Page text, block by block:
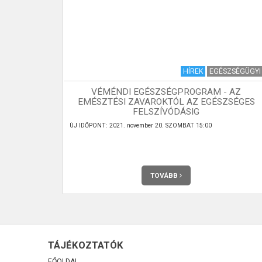
HÍREK EGÉSZSÉGÜGYI
VÉMÉNDI EGÉSZSÉGPROGRAM - AZ
EMÉSZTÉSI ZAVAROKTÓL AZ EGÉSZSÉGES
FELSZÍVÓDÁSIG
ÚJ IDŐPONT: 2021. november 20. SZOMBAT 15:00
TOVÁBB
TÁJÉKOZTATÓK